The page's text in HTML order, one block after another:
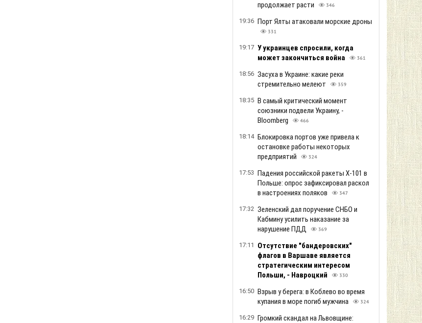
продолжает расти
346
19:36 Порт Ялты атаковали морские дроны
331
19:17 У украинцев спросили, когда
может закончиться война
361
18:56 Засуха в Украине: какие реки
стремительно мелеют
359
18:35 В самый критический момент
союзники подвели Украину, -
Bloomberg
466
18:14 Блокировка портов уже привела к
остановке работы некоторых
предприятий
324
17:53 Падения российской ракеты Х-101 в
Польше: опрос зафиксировал раскол
в настроениях поляков
347
17:32 Зеленский дал поручение СНБО и
Кабмину усилить наказание за
нарушение ПДД
369
17:11
Отсутствие "бандеровских"
флагов в Варшаве является
стратегическим интересом
Польши, - Навроцкий
330
16:50 Взрыв у берега: в Коблево во время
купания в море погиб мужчина
324
16:29 Громкий скандал на Львовщине: